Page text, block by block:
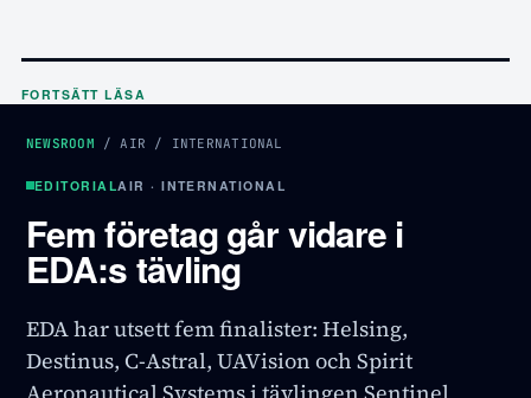
FORTSÄTT LÄSA
NEWSROOM /AIR / INTERNATIONAL
EDITORIALAIR · INTERNATIONAL
Fem företag går vidare i
EDA:s tävling
EDA har utsett fem finalister: Helsing,
Destinus, C-Astral, UAVision och Spirit